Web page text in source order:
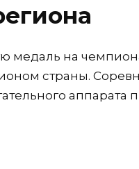
медаль на
страны.
аппарата